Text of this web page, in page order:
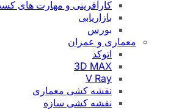
کارآفرینی و مهارت های
بازاریابی
بورس
معماری و عمران
اتوکد
3D MAX
V Ray
نقشه کشی معماری
نقشه کشی سازه